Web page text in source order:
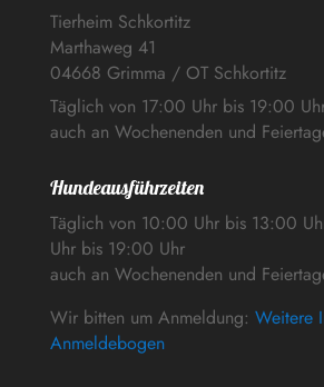
Tierheim Schkortitz
Marthaweg 41
04668 Grimma / OT Schkortitz
Täglich von 17:00 Uhr bis 19:00
auch an Wochenenden und
Hundeausführzeiten
Täglich von 10:00 Uhr bis 13:00
Uhr bis 19:00 Uhr
auch an Wochenenden und
Wir bitten um Anmeldung: Weitere
Anmeldebogen